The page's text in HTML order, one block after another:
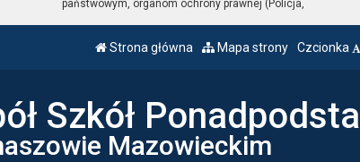
państwowym, organom ochrony prawnej (Policja,
Strona główna Mapa strony Czcionka
Szkół
Mazowieckim